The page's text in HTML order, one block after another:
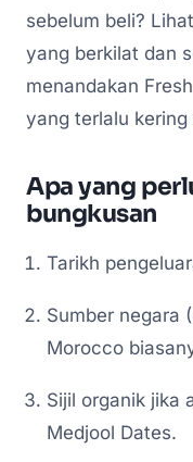
sebelum beli?
yang berkilat dan
menandakan
yang terlalu
Apa yang
bungkusan
Tarikh
Sumber negara
Morocco
Sijil organik jika
Medjool Dates.